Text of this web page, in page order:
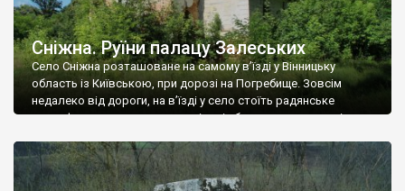
Сніжна. Руїни палацу Залеських
Село Сніжна розташоване на самому в’їзді у Вінницьку
область із Київською, при дорозі на Погребище. Зовсім
недалеко від дороги, на в’їзді у село стоїть радянське
рельєфне пано, яке показує жінку і яблуню, а трохи далі, десь
не видно, але видно дві стареньких колії у траві – […]